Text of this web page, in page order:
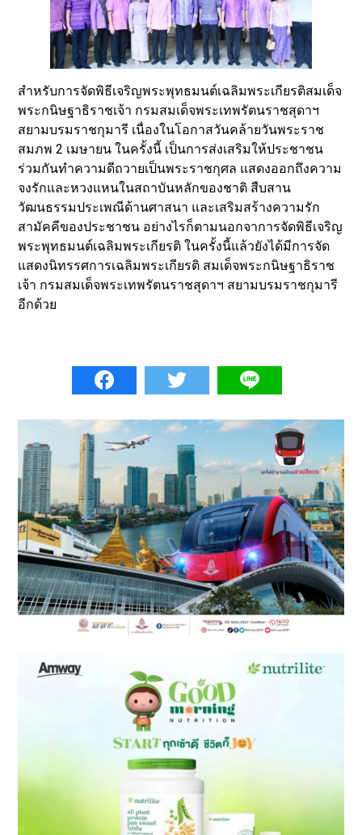
สำหรับการจัดพิธีเจริญพระพุทธมนต์เฉลิมพระเกียรติสมเด็จ
พระกนิษฐาธิราชเจ้า กรมสมเด็จพระเทพรัตนราชสุดาฯ
สยามบรมราชกุมารี เนื่องในโอกาสวันคล้ายวันพระราช
สมภพ 2 เมษายน ในครั้งนี้ เป็นการส่งเสริมให้ประชาชน
ร่วมกันทำความดีถวายเป็นพระราชกุศล แสดงออกถึงความ
จงรักและหวงแหนในสถาบันหลักของชาติ สืบสาน
วัฒนธรรมประเพณีด้านศาสนา และเสริมสร้างความรัก
สามัคคีของประชาชน อย่างไรก็ตามนอกจาการจัดพิธีเจริญ
พระพุทธมนต์เฉลิมพระเกียรติ ในครั้งนี้แล้วยังได้มีการจัด
แสดงนิทรรศการเฉลิมพระเกียรติ สมเด็จพระกนิษฐาธิราช
เจ้า กรมสมเด็จพระเทพรัตนราชสุดาฯ สยามบรมราชกุมารี
อีกด้วย